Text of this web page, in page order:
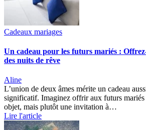
Cadeaux mariages
Un cadeau pour les futurs mariés :
des nuits de rêve
Aline
L’union de deux âmes mérite un cadeau
significatif. Imaginez offrir aux futurs mariés
objet, mais plutôt une invitation à…
Lire l'article